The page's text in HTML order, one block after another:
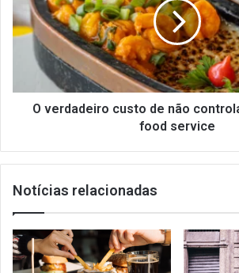
não
controlar
no
foodO verdadeiro custo de não
food service
Notícias relacionadas